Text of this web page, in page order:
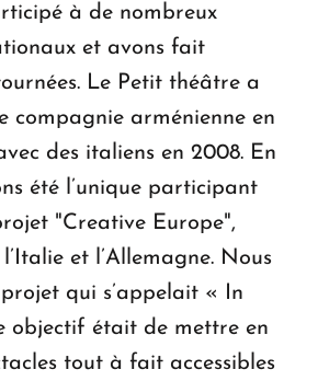
à de nombreux
et avons fait
Le Petit théâtre a
compagnie arménienne en
des italiens en 2008. En
été l’unique participant
"Creative Europe",
et l’Allemagne. Nous
qui s’appelait « In
objectif était de mettre en
tout à fait accessibles